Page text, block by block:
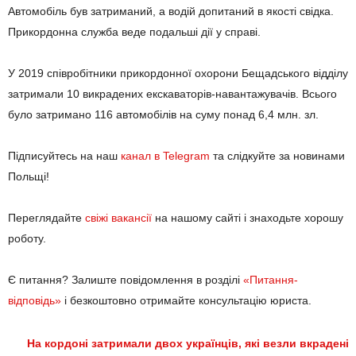
Автомобіль був затриманий, а водій допитаний в якості свідка.
Прикордонна служба веде подальші дії у справі.
У 2019 співробітники прикордонної охорони Бещадського відділу
затримали 10 викрадених екскаваторів-навантажувачів. Всього
було затримано 116 автомобілів на суму понад 6,4 млн. зл.
Підписуйтесь на наш канал в Telegram та слідкуйте за новинами
Польщі!
Переглядайте свіжі вакансії на нашому сайті і знаходьте хорошу
роботу.
Є питання? Залиште повідомлення в розділі «Питання-
відповідь» і безкоштовно отримайте консультацію юриста.
На кордоні затримали двох українців, які везли вкрадені